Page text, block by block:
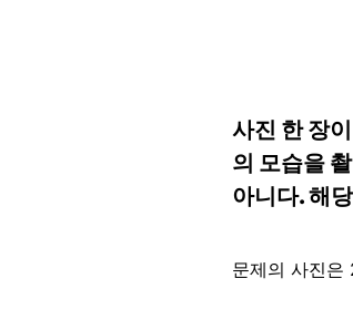
사진 한 장
의 모습을
아니다. 해
문제의 사진은